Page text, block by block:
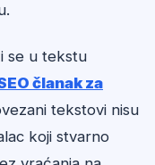
se u tekstu
članak za
tekstovi nisu
koji stvarno